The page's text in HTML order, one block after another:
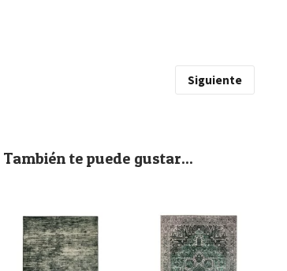
Siguiente
También te puede gustar...